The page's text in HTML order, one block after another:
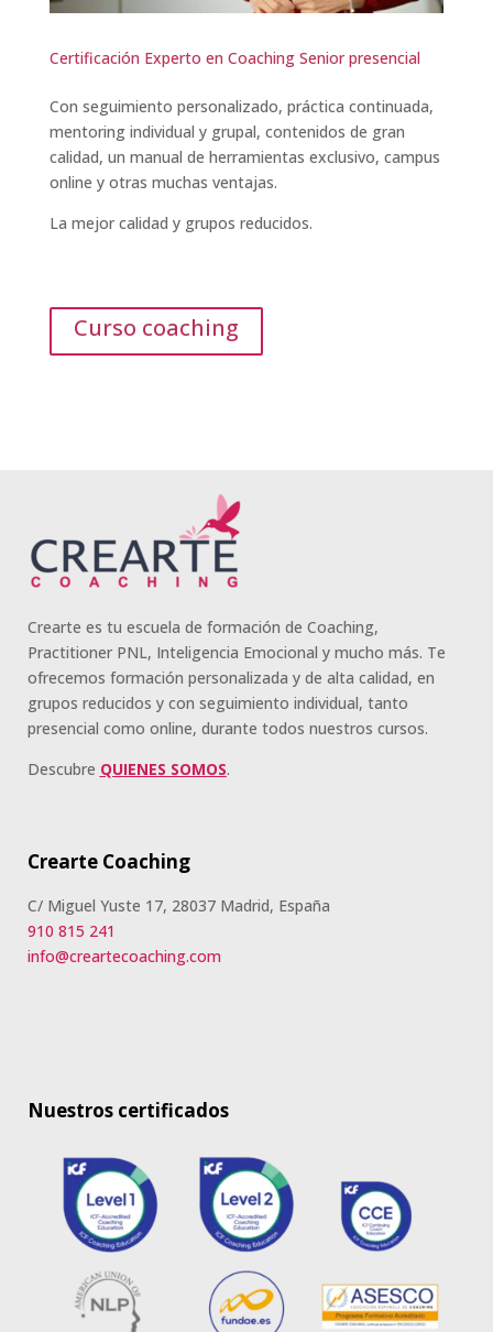
Certificación Experto en Coaching Senior presencial
Con seguimiento personalizado, práctica continuada,
mentoring individual y grupal, contenidos de gran
calidad, un manual de herramientas exclusivo, campus
online y otras muchas ventajas.
La mejor calidad y grupos reducidos.
Curso coaching
Crearte es tu escuela de formación de Coaching,
Practitioner PNL, Inteligencia Emocional y mucho más. Te
ofrecemos formación personalizada y de alta calidad, en
grupos reducidos y con seguimiento individual, tanto
presencial como online, durante todos nuestros cursos.
Descubre QUIENES SOMOS.
Crearte Coaching
C/ Miguel Yuste 17, 28037 Madrid, España
910 815 241
info@creartecoaching.com
Nuestros certificados